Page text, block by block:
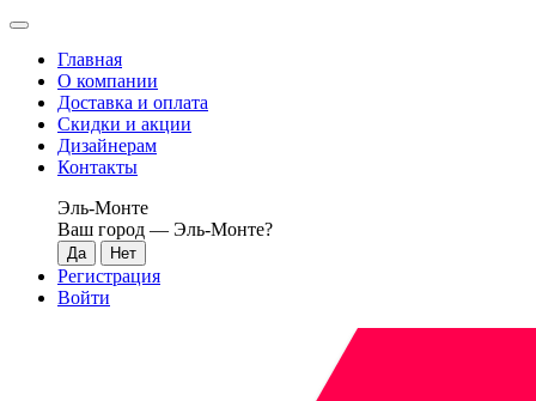
Главная
О компании
Доставка и оплата
Скидки и акции
Дизайнерам
Контакты
Эль-Монте
Ваш город — Эль-Монте?
Регистрация
Войти